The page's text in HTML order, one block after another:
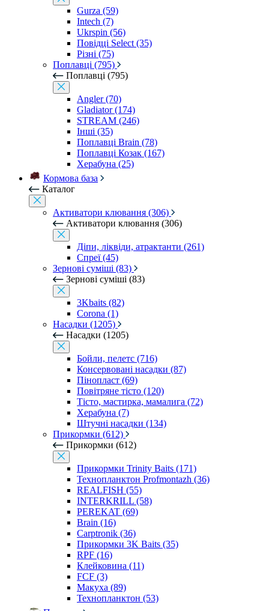
Gurza (59)
Intech (7)
Ukrspin (56)
Повідці Select (35)
Різні (75)
Поплавці (795)
Поплавці (795)
Angler (70)
Gladiator (174)
STREAM (246)
Інші (35)
Поплавці Brain (78)
Поплавці Козак (167)
Херабуна (25)
Кормова база
Каталог
Активатори клювання (306)
Активатори клювання (306)
Діпи, ліквіди, атрактанти (261)
Спреї (45)
Зернові суміші (83)
Зернові суміші (83)
3Kbaits (82)
Corona (1)
Насадки (1205)
Насадки (1205)
Бойли, пелетс (716)
Консервовані насадки (87)
Пінопласт (69)
Повітряне тісто (120)
Тісто, мастирка, мамалига (72)
Херабуна (7)
Штучні насадки (134)
Прикормки (612)
Прикормки (612)
Прикормки Trinity Baits (171)
Технопланктон Profmontazh (36)
REALFISH (55)
INTERKRILL (58)
PEREKAT (69)
Brain (16)
Carptronik (36)
Прикормки 3K Baits (35)
RPF (16)
Клейковина (11)
FCF (3)
Макуха (89)
Технопланктон (53)